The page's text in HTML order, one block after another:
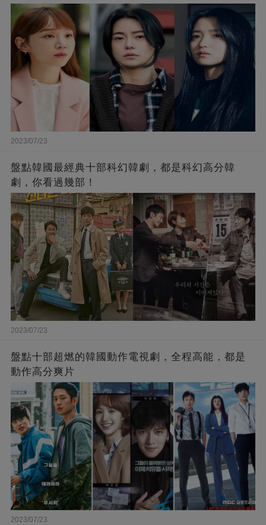
2023/07/23
盤點韓國最經典十部科幻韓劇，都是科幻高分韓
劇，你看過幾部！
2023/07/23
盤點十部超燃的韓國動作電視劇，全程高能，都是
動作高分爽片
2023/07/23